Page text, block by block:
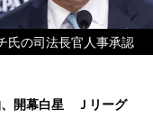
氏の司法長官人事承認
開幕白星 Ｊリーグ